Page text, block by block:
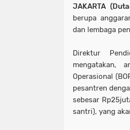
JAKARTA
berupa
dan lembaga
Direktur
mengatakan,
Operasional
pesantren
sebesar
santri), yang